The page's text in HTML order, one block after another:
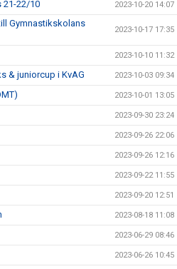
21-22/10 2023-10-20 14:07
Gymnastikskolans
2023-10-17 17:35
2023-10-10 11:32
& juniorcup i KvAG 2023-10-03 09:34
2023-10-01 13:05
2023-09-30 23:24
2023-09-26 22:06
2023-09-26 12:16
2023-09-22 11:55
2023-09-20 12:51
2023-08-18 11:08
2023-06-29 08:46
2023-06-26 10:45